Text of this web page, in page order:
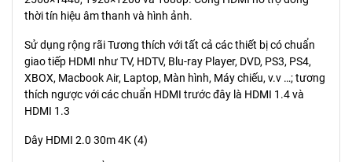
thời tín hiệu âm thanh và hình ảnh.
Sử dụng rộng rãi Tương thích với tất cả các thiết bị có chuẩn
giao tiếp HDMI như TV, HDTV, Blu-ray Player, DVD, PS3, PS4,
XBOX, Macbook Air, Laptop, Màn hình, Máy chiếu, v.v …; tương
thích ngược với các chuẩn HDMI trước đây là HDMI 1.4 và
HDMI 1.3
Dây HDMI 2.0 30m 4K (4)